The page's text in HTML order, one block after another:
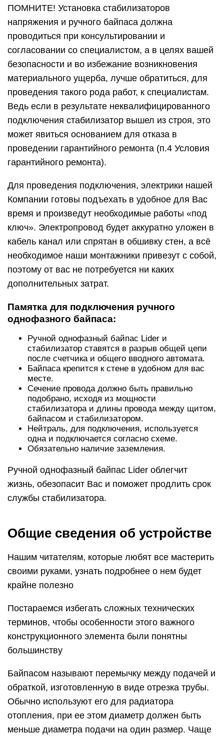
ПОМНИТЕ! Установка стабилизаторов
напряжения и ручного байпаса должна
проводиться при консультировании и
согласовании со специалистом, а в целях вашей
безопасности и во избежание возникновения
материального ущерба, лучше обратиться, для
проведения такого рода работ, к специалистам.
Ведь если в результате неквалифицированного
подключения стабилизатор вышел из строя, это
может явиться основанием для отказа в
проведении гарантийного ремонта (п.4 Условия
гарантийного ремонта).
Для проведения подключения, электрики нашей
Компании готовы подъехать в удобное для Вас
время и произведут необходимые работы «под
ключ». Электропровод будет аккуратно уложен в
кабель канал или спрятан в обшивку стен, а всё
необходимое наши монтажники привезут с собой,
поэтому от вас не потребуется ни каких
дополнительных затрат.
Памятка для подключения ручного
однофазного байпаса:
Ручной однофазный байпас Lider и
стабилизатор ставятся в разрыв общей цепи
после счетчика и общего вводного автомата.
Байпаса крепится к стене в удобном для вас
месте.
Сечение провода должно быть правильно
подобрано, исходя из мощности
стабилизатора и длины провода между щитом,
байпасом и стабилизатором.
Нейтраль, для подключения, используется
одна и подключается согласно схеме.
Обязательно наличие заземления.
Ручной однофазный байпас Lider облегчит
жизнь, обезопасит Вас и поможет продлить срок
службы стабилизатора.
Общие сведения об устройстве
Нашим читателям, которые любят все мастерить
своими руками, узнать подробнее о нем будет
крайне полезно
Постараемся избегать сложных технических
терминов, чтобы особенности этого важного
конструкционного элемента были понятны
большинству
Байпасом называют перемычку между подачей и
обраткой, изготовленную в виде отрезка трубы.
Обычно используют его для радиатора
отопления, при ее этом диаметр должен быть
меньше диаметра подачи на один размер. Чаще